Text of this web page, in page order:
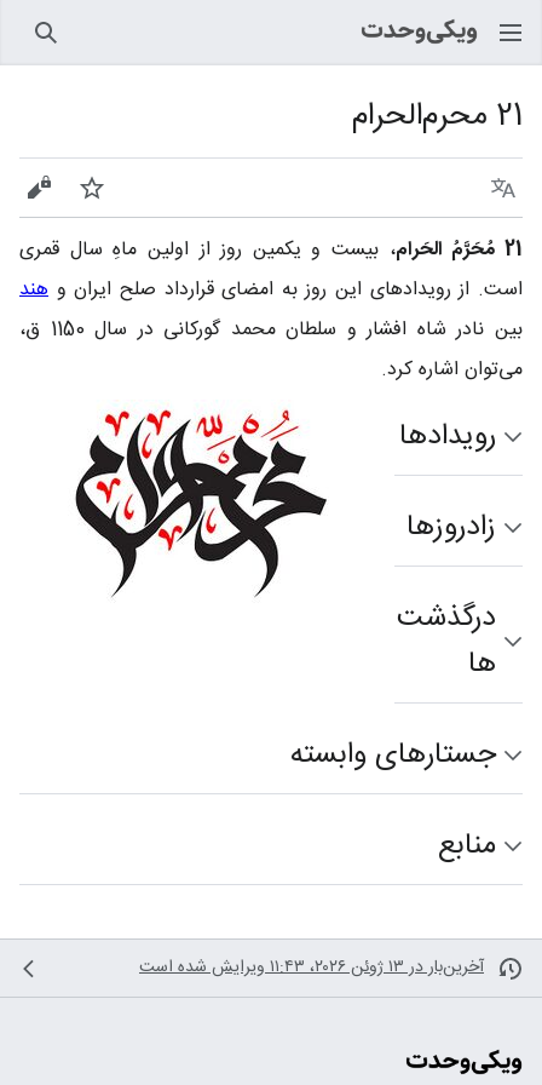
21 محرم‌الحرام
زبان پیگیری
21 مُحَرَّمُ الحَرام
، بیست و یکمین روز از اولین ماهِ سال قمری
است. از رویدادهای این روز به امضای قرارداد صلح ایران و هند
بین نادر شاه افشار و سلطان محمد گوركانی در سال 1150 ق،
می‌توان اشاره کرد.
رویدادها
زادروزها
درگذشت‌
ها
جستارهای وابسته
منابع
آخرین‌بار در ‏۱۳ ژوئن ۲۰۲۶، ‏۱۱:۴۳ ویرایش شده است